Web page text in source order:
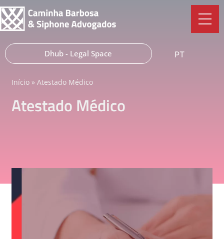
Dhub - Legal Space PT
Início » Atestado Médico
Atestado Médico